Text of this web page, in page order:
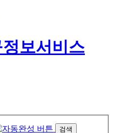
검색